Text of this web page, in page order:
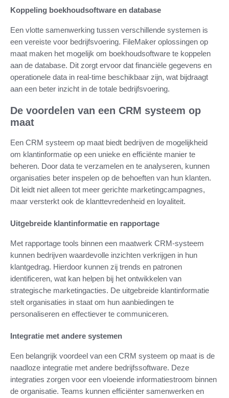
Koppeling boekhoudsoftware en database
Een vlotte samenwerking tussen verschillende systemen is
een vereiste voor bedrijfsvoering. FileMaker oplossingen op
maat maken het mogelijk om boekhoudsoftware te koppelen
aan de database. Dit zorgt ervoor dat financiële gegevens en
operationele data in real-time beschikbaar zijn, wat bijdraagt
aan een beter inzicht in de totale bedrijfsvoering.
De voordelen van een CRM systeem op
maat
Een CRM systeem op maat biedt bedrijven de mogelijkheid
om klantinformatie op een unieke en efficiënte manier te
beheren. Door data te verzamelen en te analyseren, kunnen
organisaties beter inspelen op de behoeften van hun klanten.
Dit leidt niet alleen tot meer gerichte marketingcampagnes,
maar versterkt ook de klanttevredenheid en loyaliteit.
Uitgebreide klantinformatie en rapportage
Met rapportage tools binnen een maatwerk CRM-systeem
kunnen bedrijven waardevolle inzichten verkrijgen in hun
klantgedrag. Hierdoor kunnen zij trends en patronen
identificeren, wat kan helpen bij het ontwikkelen van
strategische marketingacties. De uitgebreide klantinformatie
stelt organisaties in staat om hun aanbiedingen te
personaliseren en effectiever te communiceren.
Integratie met andere systemen
Een belangrijk voordeel van een CRM systeem op maat is de
naadloze integratie met andere bedrijfssoftware. Deze
integraties zorgen voor een vloeiende informatiestroom binnen
de organisatie. Teams kunnen efficiënter samenwerken en